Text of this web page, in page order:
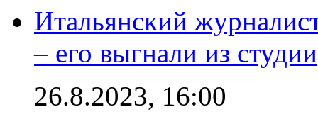
Итальянский
– его выгнали из студии
26.8.2023, 16:00